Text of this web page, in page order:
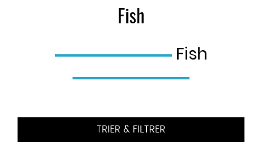
Fish
Fish
TRIER & FILTRER